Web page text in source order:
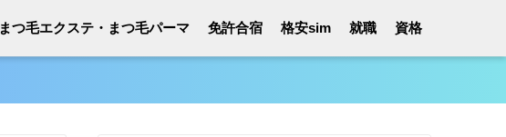
まつ毛エクステ・まつ毛パーマ 免許合宿 格安sim 就職 資格